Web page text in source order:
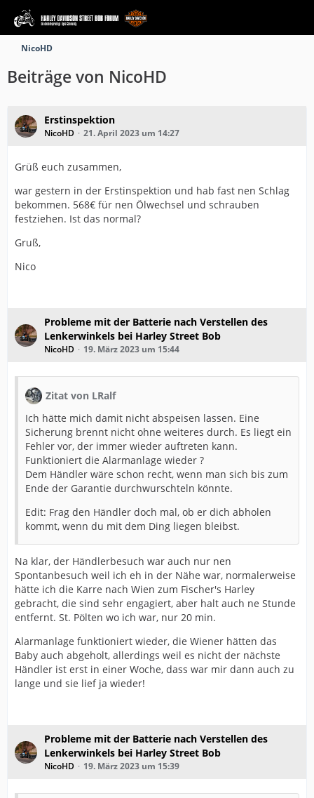
NicoHD
Beiträge von NicoHD
Erstinspektion
NicoHD 21. April 2023 um 14:27
Grüß euch zusammen,
war gestern in der Erstinspektion und hab fast nen Schlag
bekommen. 568€ für nen Ölwechsel und schrauben
festziehen. Ist das normal?
Gruß,
Nico
Probleme mit der Batterie nach Verstellen des
Lenkerwinkels bei Harley Street Bob
NicoHD 19. März 2023 um 15:44
Zitat von LRalf
Ich hätte mich damit nicht abspeisen lassen. Eine
Sicherung brennt nicht ohne weiteres durch. Es liegt ein
Fehler vor, der immer wieder auftreten kann.
Funktioniert die Alarmanlage wieder ?
Dem Händler wäre schon recht, wenn man sich bis zum
Ende der Garantie durchwurschteln könnte.
Edit: Frag den Händler doch mal, ob er dich abholen
kommt, wenn du mit dem Ding liegen bleibst.
Na klar, der Händlerbesuch war auch nur nen
Spontanbesuch weil ich eh in der Nähe war, normalerweise
hätte ich die Karre nach Wien zum Fischer's Harley
gebracht, die sind sehr engagiert, aber halt auch ne Stunde
entfernt. St. Pölten wo ich war, nur 20 min.
Alarmanlage funktioniert wieder, die Wiener hätten das
Baby auch abgeholt, allerdings weil es nicht der nächste
Händler ist erst in einer Woche, dass war mir dann auch zu
lange und sie lief ja wieder!
Probleme mit der Batterie nach Verstellen des
Lenkerwinkels bei Harley Street Bob
NicoHD 19. März 2023 um 15:39